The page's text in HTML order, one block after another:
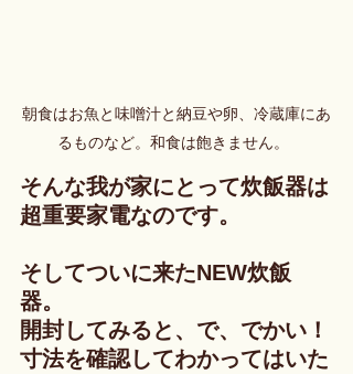
朝食はお魚と味噌汁と納豆や卵、冷蔵庫にあ
るものなど。和食は飽きません。
そんな我が家にとって炊飯器は
超重要家電なのです。
そしてついに来たNEW炊飯
器。
開封してみると、で、でかい！
寸法を確認してわかってはいた